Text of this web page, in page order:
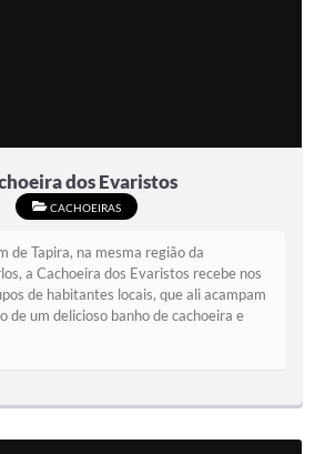
dos Evaristos
CACHOEIRAS
de Tapira, na mesma região da
a Cachoeira dos Evaristos recebe nos
de habitantes locais, que ali acampam
de um delicioso banho de cachoeira e